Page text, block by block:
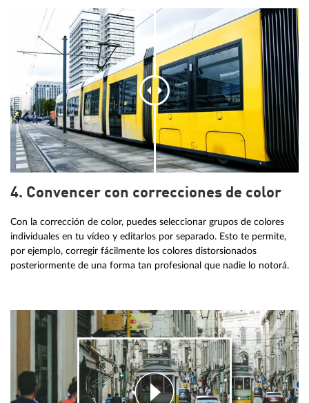
4. Convencer con correcciones de color
Con la corrección de color, puedes seleccionar grupos de colores
individuales en tu vídeo y editarlos por separado. Esto te permite,
por ejemplo, corregir fácilmente los colores distorsionados
posteriormente de una forma tan profesional que nadie lo notorá.